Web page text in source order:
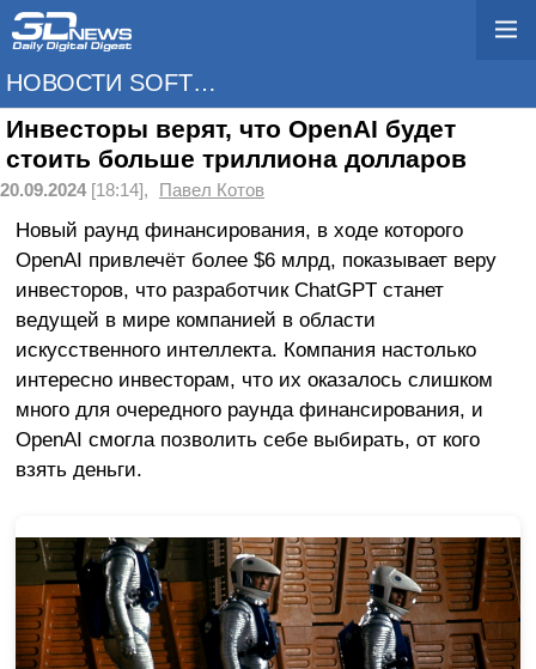
НОВОСТИ SOFTWARE
Инвесторы верят, что OpenAI будет
стоить больше триллиона долларов
20.09.2024[18:14], Павел Котов
Новый раунд финансирования, в ходе которого
OpenAI привлечёт более $6 млрд, показывает веру
инвесторов, что разработчик ChatGPT станет
ведущей в мире компанией в области
искусственного интеллекта. Компания настолько
интересно инвесторам, что их оказалось слишком
много для очередного раунда финансирования, и
OpenAI смогла позволить себе выбирать, от кого
взять деньги.